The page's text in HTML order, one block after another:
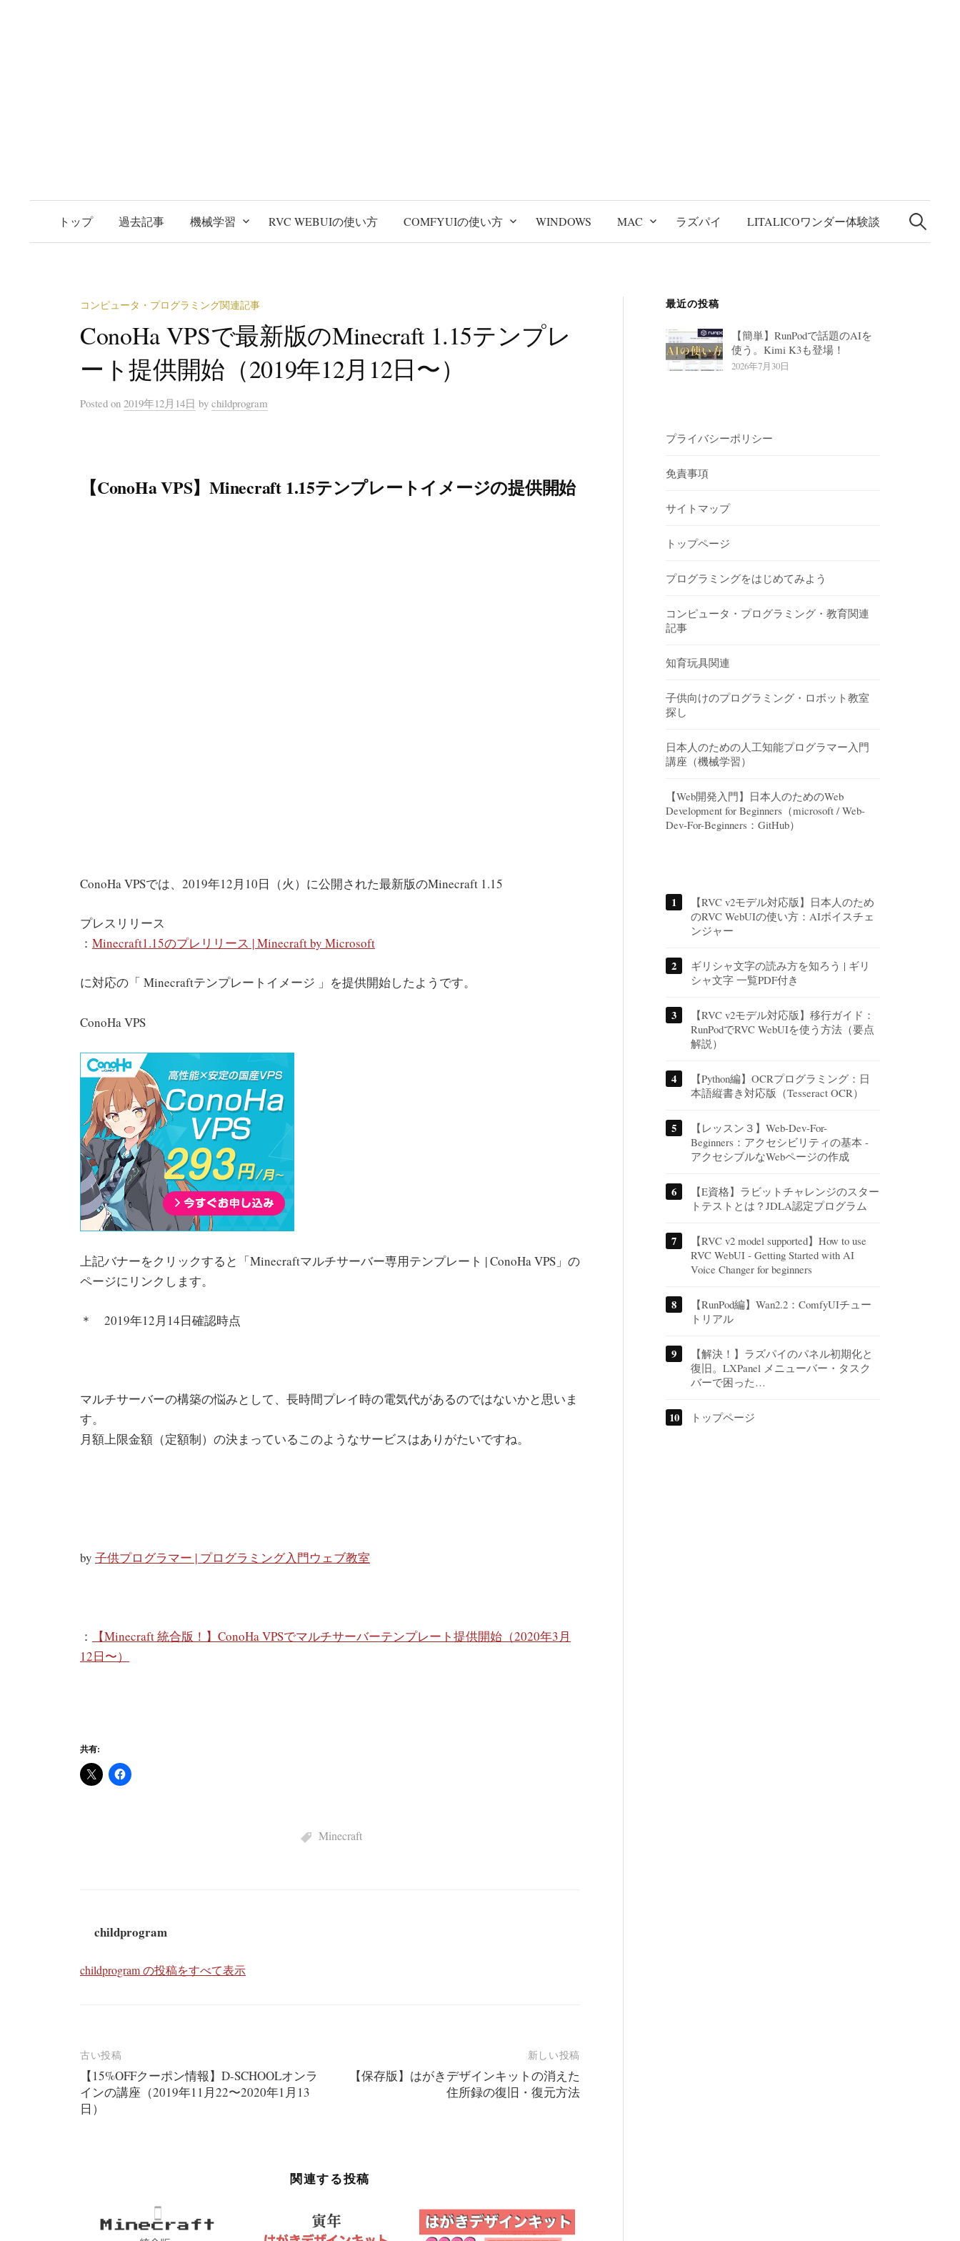
トップ 過去記事 機械学習 RVC WEBUIの使い方 COMFYUIの使い方 WINDOWS MAC ラズパイ LITALICOワンダー体験談
検
索:
コンピュータ・プログラミング関連記事
ConoHa VPSで最新版のMinecraft 1.15テンプレ
ート提供開始（2019年12月12日〜）
Posted on 2019年12月14日 by childprogram
【ConoHa VPS】Minecraft 1.15テンプレートイメージの提供開始
ConoHa VPSでは、2019年12月10日（火）に公開された最新版のMinecraft 1.15
プレスリリース
： Minecraft1.15のプレリリース | Minecraft by Microsoft
に対応の「 Minecraftテンプレートイメージ 」を提供開始したようです。
ConoHa VPS
上記バナーをクリックすると「Minecraftマルチサーバー専用テンプレート | ConoHa VPS」の
ページにリンクします。
＊ 2019年12月14日確認時点
マルチサーバーの構築の悩みとして、長時間プレイ時の電気代があるのではないかと思いま
す。
月額上限金額（定額制）の決まっているこのようなサービスはありがたいですね。
by 子供プログラマー | プログラミング入門ウェブ教室
：
【Minecraft 統合版！】ConoHa VPSでマルチサーバーテンプレート提供開始（2020年3月
12日〜）
共有:
Minecraft
childprogram
childprogram の投稿をすべて表示
投
稿
ナ
古い投稿
【15%OFFクーポン情報】D-SCHOOLオンラ
インの講座（2019年11月22〜2020年1月13
日）
新しい投稿
【保存版】はがきデザインキットの消えた
住所録の復旧・復元方法
関連する投稿
最近の投稿
【簡単】RunPodで話題のAIを
使う。Kimi K3も登場！
2026年7月30日
プライバシーポリシー
免責事項
サイトマップ
トップページ
プログラミングをはじめてみよう
コンピュータ・プログラミング・教育関連
記事
知育玩具関連
子供向けのプログラミング・ロボット教室
探し
日本人のための人工知能プログラマー入門
講座（機械学習）
【Web開発入門】日本人のためのWeb
Development for Beginners（microsoft / Web-
Dev-For-Beginners：GitHub）
【RVC v2モデル対応版】日本人のため
のRVC WebUIの使い方：AIボイスチェ
ンジャー
ギリシャ文字の読み方を知ろう | ギリ
シャ文字 一覧PDF付き
【RVC v2モデル対応版】移行ガイド：
RunPodでRVC WebUIを使う方法（要点
解説）
【Python編】OCRプログラミング：日
本語縦書き対応版（Tesseract OCR）
【レッスン３】Web-Dev-For-
Beginners：アクセシビリティの基本 -
アクセシブルなWebページの作成
【E資格】ラビットチャレンジのスター
トテストとは？JDLA認定プログラム
【RVC v2 model supported】How to use
RVC WebUI - Getting Started with AI
Voice Changer for beginners
【RunPod編】Wan2.2：ComfyUIチュー
トリアル
【解決！】ラズパイのパネル初期化と
復旧。LXPanel メニューバー・タスク
バーで困った…
トップページ